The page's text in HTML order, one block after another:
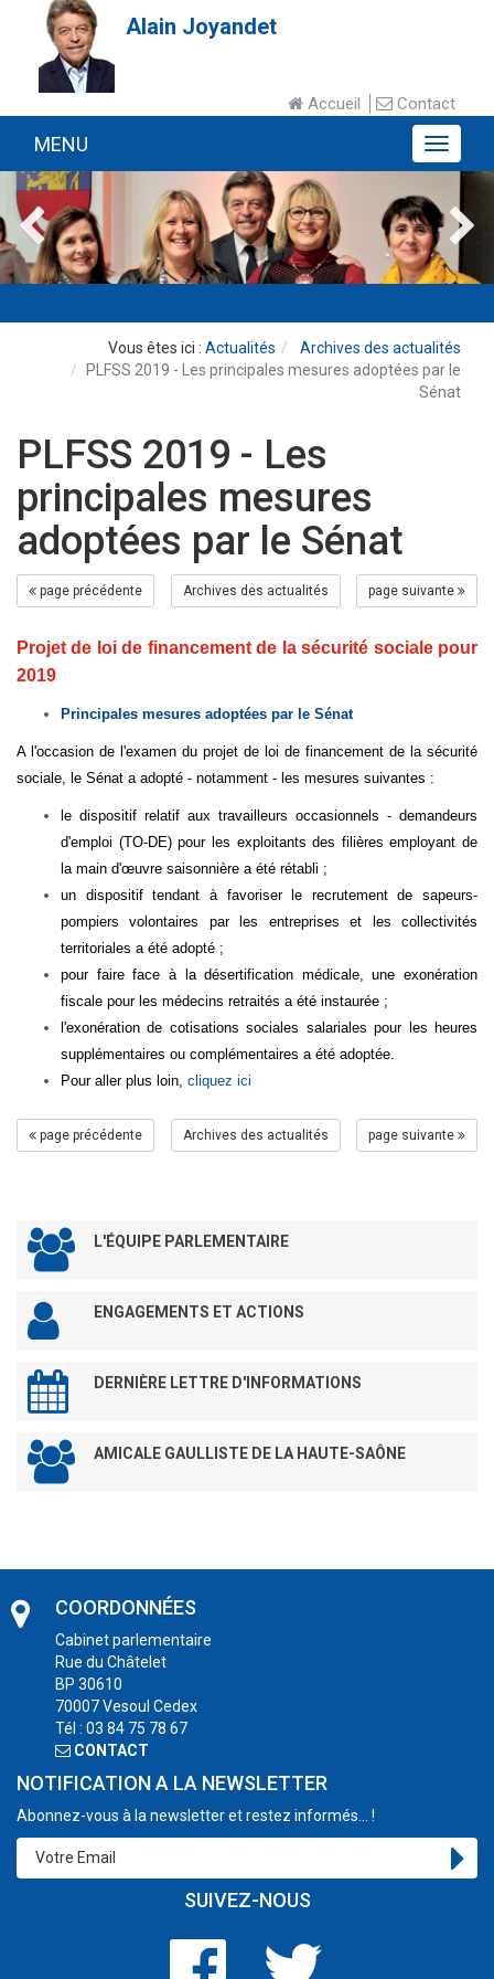
Alain Joyandet
Accueil Contact
MENU
MENU
Actualités
Archives des actualités
PLFSS 2019 - Les principales mesures adoptées par le
Sénat
PLFSS 2019 - Les
principales mesures
adoptées par le Sénat
page précédente Archives des actualités page suivante
Projet de loi de financement de la sécurité sociale pour
2019
Principales mesures adoptées par le Sénat
A l'occasion de l'examen du projet de loi de financement de la sécurité
sociale, le Sénat a adopté - notamment - les mesures suivantes :
le dispositif relatif aux travailleurs occasionnels - demandeurs
d'emploi (TO-DE) pour les exploitants des filières employant de
la main d'œuvre saisonnière a été rétabli ;
un dispositif tendant à favoriser le recrutement de sapeurs-
pompiers volontaires par les entreprises et les collectivités
territoriales a été adopté ;
pour faire face à la désertification médicale, une exonération
fiscale pour les médecins retraités a été instaurée ;
l'exonération de cotisations sociales salariales pour les heures
supplémentaires ou complémentaires a été adoptée.
Pour aller plus loin, cliquez ici
page précédente Archives des actualités page suivante
L'ÉQUIPE PARLEMENTAIRE
ENGAGEMENTS ET ACTIONS
DERNIÈRE LETTRE D'INFORMATIONS
AMICALE GAULLISTE DE LA HAUTE-SAÔNE
COORDONNÉES
Cabinet parlementaire
Rue du Châtelet
BP 30610
70007 Vesoul Cedex
Tél : 03 84 75 78 67
CONTACT
NOTIFICATION A LA NEWSLETTER
Abonnez-vous à la newsletter et restez informés... !
SUIVEZ-NOUS